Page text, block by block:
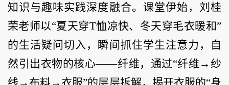
知识与趣味实践深度融合。课堂伊始，刘桂
荣老师以“夏天穿T恤凉快、冬天穿毛衣暖和”
的生活疑问切入，瞬间抓住学生注意力，自
然引出衣物的核心——纤维，通过“纤维→纱
线→布料→衣服”的层层拆解，揭开衣服的“身